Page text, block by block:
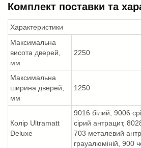
Комплект поставки та
Характеристики
Максимальна
висота дверей,
мм
2250
Максимальна
ширина дверей,
мм
1250
Колір Ultramatt
Deluxe
9016 білий, 9006
сірий антрацит,
703 металевий
грауалюміній, 900